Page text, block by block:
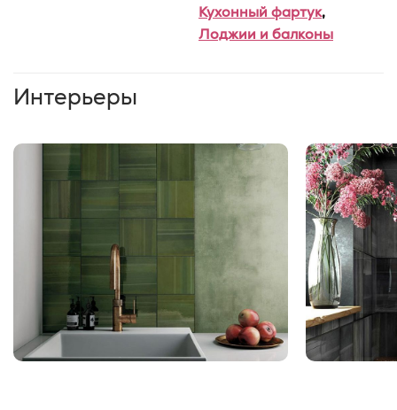
Кухонный фартук,
Лоджии и балконы
Интерьеры